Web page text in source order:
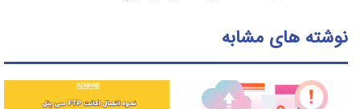
نوشته های مشابه